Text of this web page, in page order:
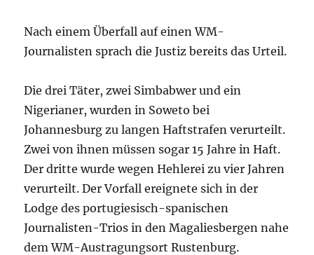
Nach einem Überfall auf einen WM-
Journalisten sprach die Justiz bereits das Urteil.
Die drei Täter, zwei Simbabwer und ein
Nigerianer, wurden in Soweto bei
Johannesburg zu langen Haftstrafen verurteilt.
Zwei von ihnen müssen sogar 15 Jahre in Haft.
Der dritte wurde wegen Hehlerei zu vier Jahren
verurteilt. Der Vorfall ereignete sich in der
Lodge des portugiesisch-spanischen
Journalisten-Trios in den Magaliesbergen nahe
dem WM-Austragungsort Rustenburg.